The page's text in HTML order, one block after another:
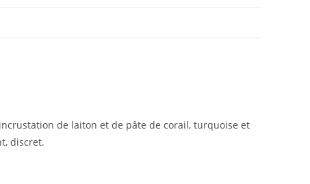
incrustation de laiton et de pâte de corail, turquoise et
discret.